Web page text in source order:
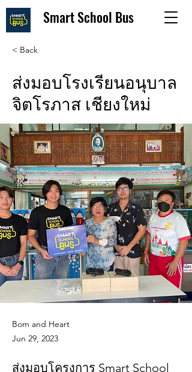
Smart School Bus
< Back
ส่งมอบโรงเรียนอนุบาล
จิตโรภาส เชียงใหม่
Bom and Heart
Jun 29, 2023
ส่งมอบโครงการ Smart School